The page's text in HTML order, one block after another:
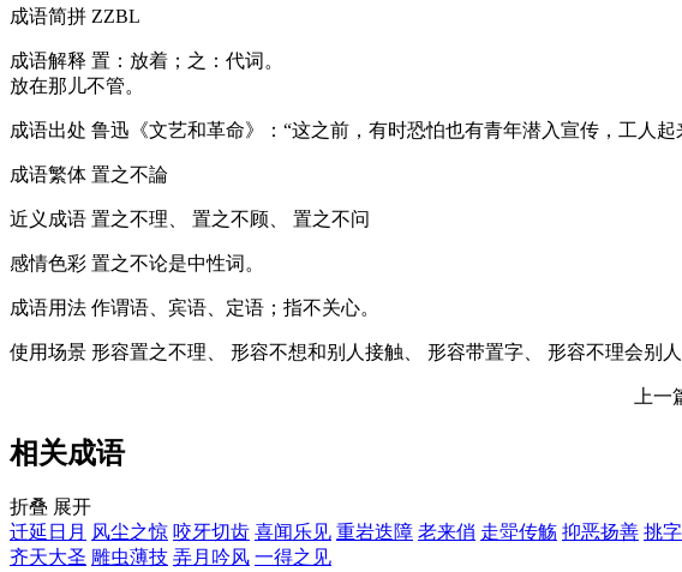
成语简拼 ZZBL
成语解释 置：放着；之：代词。
放在那儿不管。
成语出处 鲁迅《文艺和革命》：“这之前，有时恐怕也有青年潜入宣传，工人
成语繁体 置之不論
近义成语 置之不理、 置之不顾、 置之不问
感情色彩 置之不论是中性词。
成语用法 作谓语、宾语、定语；指不关心。
使用场景 形容置之不理、 形容不想和别人接触、 形容带置字、 形容不理会别
上一
相关成语
折叠 展开
迁延日月 风尘之惊 咬牙切齿 喜闻乐见 重岩迭障 老来俏 走斝传觞 抑恶扬善 挑
齐天大圣 雕虫薄技 弄月吟风 一得之见